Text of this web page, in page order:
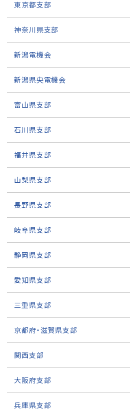
東京都支部
神奈川県支部
新潟電機会
新潟県央電機会
富山県支部
石川県支部
福井県支部
山梨県支部
長野県支部
岐阜県支部
静岡県支部
愛知県支部
三重県支部
京都府・滋賀県支部
関西支部
大阪府支部
兵庫県支部